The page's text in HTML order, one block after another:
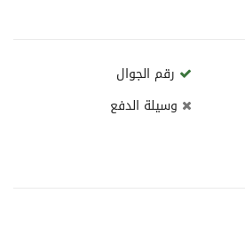
رقم الجوال
وسيلة الدفع